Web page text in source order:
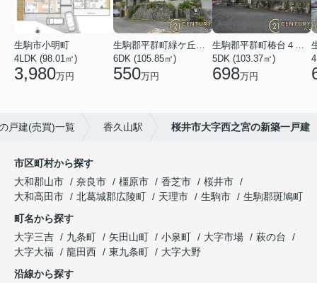
生駒市小明町
4LDK (98.01㎡)
3,980万円
生駒郡平群町緑ケ丘５丁目
6DK (105.85㎡)
550万円
生駒郡平群町椿台４丁目
5DK (103.37㎡)
698万円
戸建(売買)一覧 香久山駅 桜井市大字西之宮の新築一戸建
市区町村から探す
大和郡山市
奈良市 橿原市 香芝市
桜井市
大和高田市
北葛城郡広陵町 天理市 生駒市
生駒郡斑鳩町
町名から探す
大字三吉
九条町 矢田山町 小泉町 大字市場
萩の台
大字大福
龍田西 東九条町
大字大野
沿線から探す